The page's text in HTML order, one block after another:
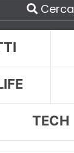
Cerca
TECH